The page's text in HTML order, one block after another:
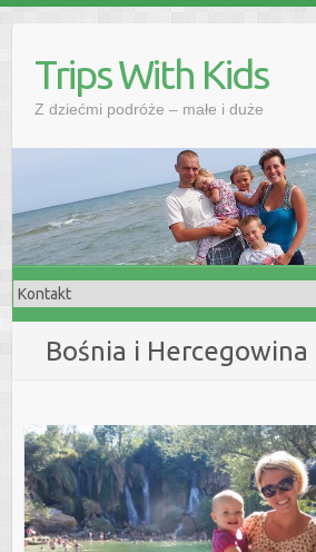
Trips With Kids
Z dziećmi podróże – małe i duże
Bośnia i Hercegowina